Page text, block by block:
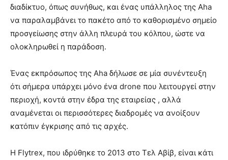
διαδίκτυο, όπως συνήθως, και ένας υπάλληλος της Aha
να παραλαμβάνει το πακέτο από το καθορισμένο σημείο
προσγείωσης στην άλλη πλευρά του κόλπου, ώστε να
ολοκληρωθεί η παράδοση.
Ένας εκπρόσωπος της Aha δήλωσε σε μία συνέντευξη
ότι σήμερα υπάρχει μόνο ένα drone που λειτουργεί στην
περιοχή, κοντά στην έδρα της εταιρείας , αλλά
αναμένεται οι περισσότερες διαδρομές να ανοίξουν
κατόπιν έγκρισης από τις αρχές.
Η Flytrex, που ιδρύθηκε το 2013 στο Τελ Αβίβ, είναι κάτι